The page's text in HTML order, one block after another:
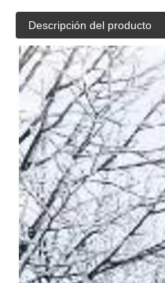
Descripción del producto